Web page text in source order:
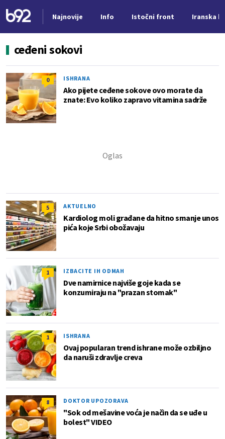
Najnovije Info Istočni front Iranska
ceđeni sokovi
0 ISHRANA
Ako pijete ceđene sokove ovo morate da
znate: Evo koliko zapravo vitamina sadrže
5 AKTUELNO
Kardiolog moli građane da hitno smanje unos
pića koje Srbi obožavaju
1 IZBACITE IH ODMAH
Dve namirnice najviše goje kada se
konzumiraju na "prazan stomak"
1 ISHRANA
Ovaj popularan trend ishrane može ozbiljno
da naruši zdravlje creva
8 DOKTOR UPOZORAVA
"Sok od mešavine voća je način da se uđe u
bolest" VIDEO